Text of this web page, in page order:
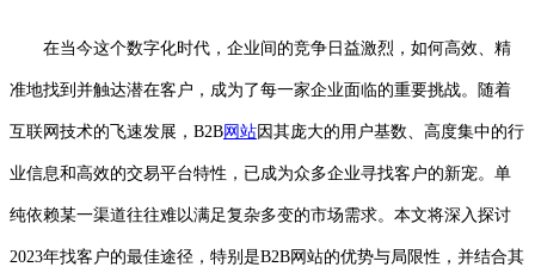
在当今这个数字化时代，企业间的竞争日益激烈，如何高效、精
准地找到并触达潜在客户，成为了每一家企业面临的重要挑战。随着
互联网技术的飞速发展，B2B网站 因其庞大的用户基数、高度集中的行
业信息和高效的交易平台特性，已成为众多企业寻找客户的新宠。单
纯依赖某一渠道往往难以满足复杂多变的市场需求。本文将深入探讨
2023年找客户的最佳途径，特别是B2B网站的优势与局限性，并结合其